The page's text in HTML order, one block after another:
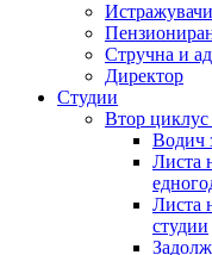
Истражувачи
Стручна и
Директор
Студии
Втор циклус
Водич
Листа
Листа
студии